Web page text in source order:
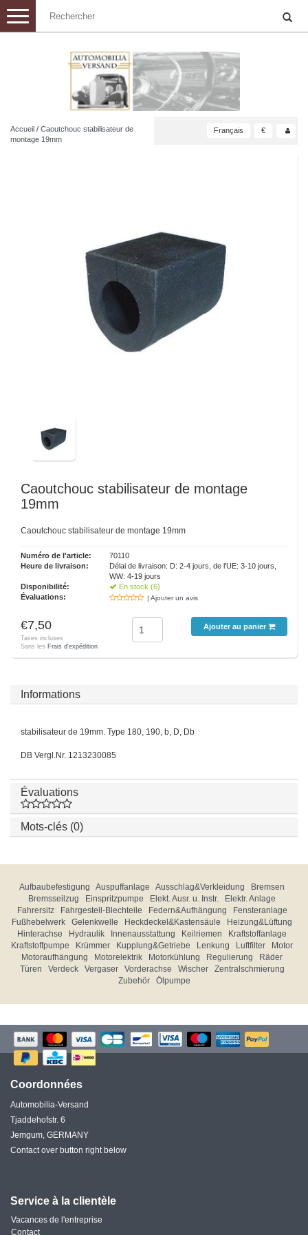
Toggle
navigation
Accueil / Caoutchouc stabilisateur de
montage 19mm
Français €
Caoutchouc stabilisateur de montage
19mm
Caoutchouc stabilisateur de montage 19mm
Numéro de l'article:
70110
Heure de livraison:
Délai de livraison: D: 2-4 jours, de l'UE: 3-10 jours,
WW: 4-19 jours
Disponibilité:
En stock (6)
Évaluations:
| Ajouter un avis
€7,50
Taxes incluses
Sans les Frais d'expédition
Ajouter au panier
Informations
stabilisateur de 19mm. Type 180, 190, b, D, Db
DB Vergl.Nr. 1213230085
Évaluations
Mots-clés (0)
Aufbaubefestigung Auspuffanlage Ausschlag&Verkleidung
Bremsen
Bremsseilzug
Einspritzpumpe Elekt. Ausr. u. Instr.
Elektr. Anlage
Fahrersitz
Fahrgestell-Blechteile Federn&Aufhängung
Fensteranlage
Fußhebelwerk
Gelenkwelle Heckdeckel&Kastensäule
Heizung&Lüftung
Hinterachse
Hydraulik Innenausstattung Keilriemen
Kraftstoffanlage
Kraftstoffpumpe
Krümmer Kupplung&Getriebe Lenkung Luftfilter
Motor
Motoraufhängung
Motorelektrik Motorkühlung Regulierung
Räder
Türen
Verdeck Vergaser Vorderachse Wischer
Zentralschmierung
Zubehör
Ölpumpe
Coordonnées
Automobilia-Versand
Tjaddehofstr. 6
Jemgum, GERMANY
Contact over button right below
Service à la clientèle
Vacances de l'entreprise
Contact